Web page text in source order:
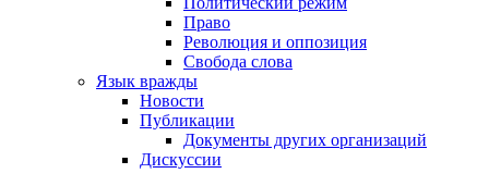
Право
Революция и оппозиция
Свобода слова
Язык вражды
Новости
Публикации
Документы других организаций
Дискуссии